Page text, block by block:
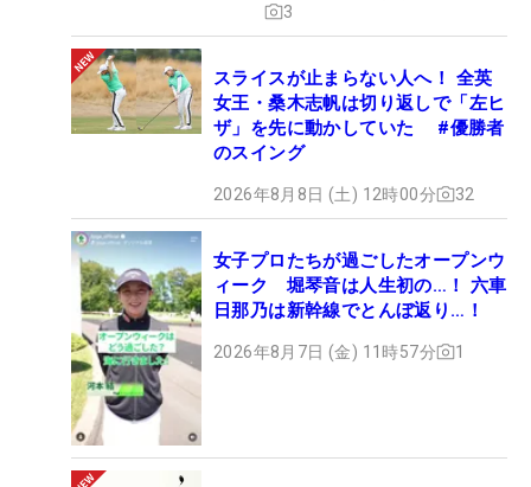
3
スライスが止まらない人へ！ 全英
女王・桑木志帆は切り返しで「左ヒ
ザ」を先に動かしていた #優勝者
のスイング
2026年8月8日 (土) 12時00分 32
女子プロたちが過ごしたオープンウ
ィーク 堀琴音は人生初の…！ 六車
日那乃は新幹線でとんぼ返り…！
2026年8月7日 (金) 11時57分 1